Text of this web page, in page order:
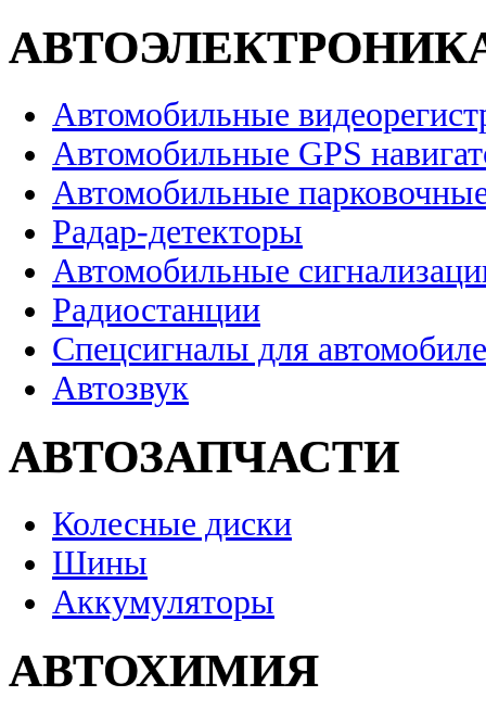
Автомобильные
Автомобильные GPS
Автомобильные
Радар-детекторы
Автомобильные
Радиостанции
Спецсигналы для
Автозвук
АВТОЗАПЧАСТИ
Колесные диски
Шины
Аккумуляторы
АВТОХИМИЯ